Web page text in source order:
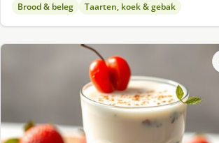
Brood & beleg Taarten, koek & gebak